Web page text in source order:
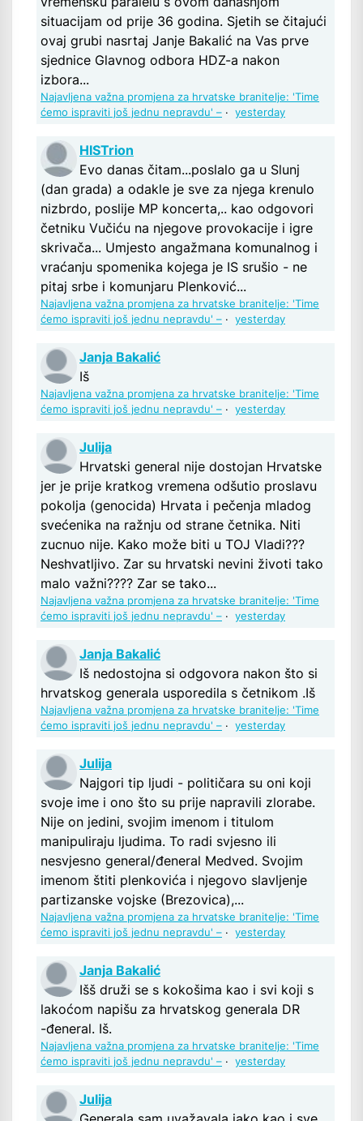
situacijam od prije 36 godina. Sjetih se čitajući
ovaj grubi nasrtaj Janje Bakalić na Vas prve
sjednice Glavnog odbora HDZ-a nakon
izbora...
Najavljena važna promjena za hrvatske branitelje: 'Time
ćemo ispraviti još jednu nepravdu' – · yesterday
HISTrion
Evo danas čitam...poslalo ga u Slunj
(dan grada) a odakle je sve za njega krenulo
nizbrdo, poslije MP koncerta,.. kao odgovori
četniku Vučiću na njegove provokacije i igre
skrivača... Umjesto angažmana komunalnog i
vraćanju spomenika kojega je IS srušio - ne
pitaj srbe i komunjaru Plenković...
Najavljena važna promjena za hrvatske branitelje: 'Time
ćemo ispraviti još jednu nepravdu' – · yesterday
Janja Bakalić
Iš
Najavljena važna promjena za hrvatske branitelje: 'Time
ćemo ispraviti još jednu nepravdu' – · yesterday
Julija
Hrvatski general nije dostojan Hrvatske
jer je prije kratkog vremena odšutio proslavu
pokolja (genocida) Hrvata i pečenja mladog
svećenika na ražnju od strane četnika. Niti
zucnuo nije. Kako može biti u TOJ Vladi???
Neshvatljivo. Zar su hrvatski nevini životi tako
malo važni???? Zar se tako...
Najavljena važna promjena za hrvatske branitelje: 'Time
ćemo ispraviti još jednu nepravdu' – · yesterday
Janja Bakalić
Iš nedostojna si odgovora nakon što si
hrvatskog generala usporedila s četnikom .Iš
Najavljena važna promjena za hrvatske branitelje: 'Time
ćemo ispraviti još jednu nepravdu' – · yesterday
Julija
Najgori tip ljudi - političara su oni koji
svoje ime i ono što su prije napravili zlorabe.
Nije on jedini, svojim imenom i titulom
manipuliraju ljudima. To radi svjesno ili
nesvjesno general/đeneral Medved. Svojim
imenom štiti plenkovića i njegovo slavljenje
partizanske vojske (Brezovica),...
Najavljena važna promjena za hrvatske branitelje: 'Time
ćemo ispraviti još jednu nepravdu' – · yesterday
Janja Bakalić
Išš druži se s kokošima kao i svi koji s
lakoćom napišu za hrvatskog generala DR
-đeneral. Iš.
Najavljena važna promjena za hrvatske branitelje: 'Time
ćemo ispraviti još jednu nepravdu' – · yesterday
Julija